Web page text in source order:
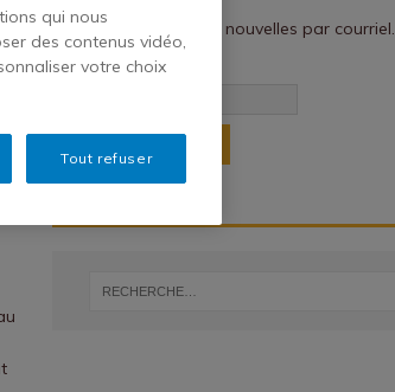
Recevez les dernières nouvelles par courriel.
Adresse de courriel*
qui nous
des contenus vidéo,
votre choix
Tout refuser